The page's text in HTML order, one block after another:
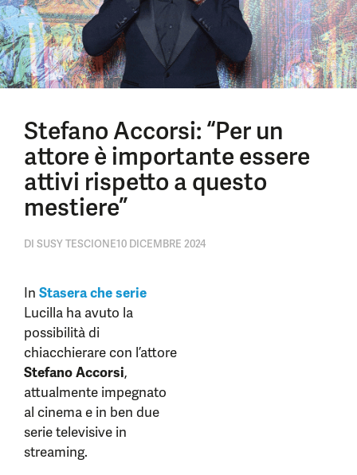
Stefano Accorsi: “Per un
attore è importante essere
attivi rispetto a questo
mestiere”
DI SUSY TESCIONE10 DICEMBRE 2024
In Stasera che serie
Lucilla ha avuto la
possibilità di
chiacchierare con l’attore
Stefano Accorsi,
attualmente impegnato
al cinema e in ben due
serie televisive in
streaming.